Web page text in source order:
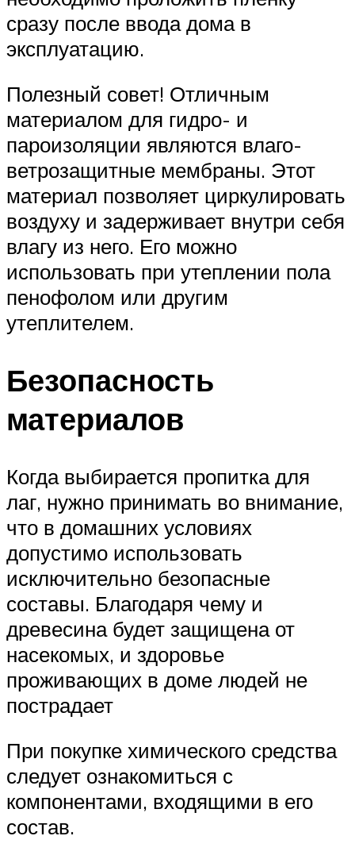
сразу после ввода дома в
эксплуатацию.
Полезный совет! Отличным
материалом для гидро- и
пароизоляции являются влаго-
ветрозащитные мембраны. Этот
материал позволяет циркулировать
воздуху и задерживает внутри себя
влагу из него. Его можно
использовать при утеплении пола
пенофолом или другим
утеплителем.
Безопасность
материалов
Когда выбирается пропитка для
лаг, нужно принимать во внимание,
что в домашних условиях
допустимо использовать
исключительно безопасные
составы. Благодаря чему и
древесина будет защищена от
насекомых, и здоровье
проживающих в доме людей не
пострадает
При покупке химического средства
следует ознакомиться с
компонентами, входящими в его
состав.